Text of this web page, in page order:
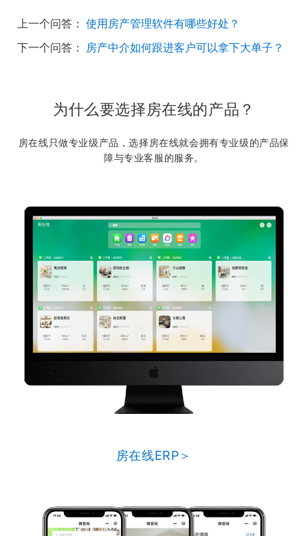
上一个问答： 使用房产管理软件有哪些好处？
下一个问答： 房产中介如何跟进客户可以拿下大单子？
为什么要选择房在线的产品？
房在线只做专业级产品，选择房在线就会拥有专业级的产品保
障与专业客服的服务。
房在线ERP＞